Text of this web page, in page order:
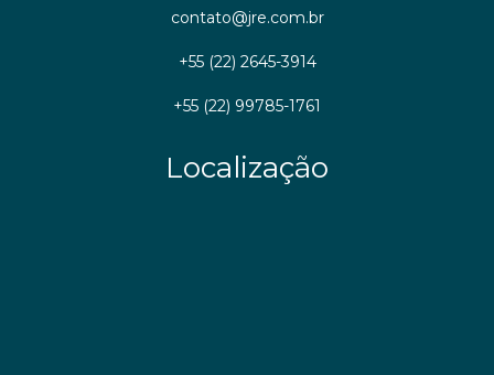
contato@jre.com.br
+55 (22) 2645-3914
+55 (22) 99785-1761
Localização